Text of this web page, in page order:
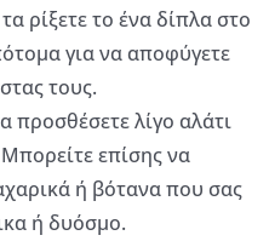
ρίξετε το ένα δίπλα στο
για να αποφύγετε
τους.
προσθέσετε λίγο αλάτι
επίσης να
ή βότανα που σας
ή δυόσμο.